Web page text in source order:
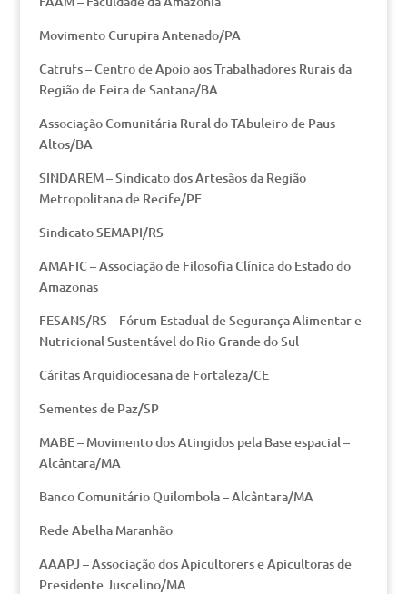
Movimento Curupira Antenado/PA
Catrufs – Centro de Apoio aos Trabalhadores Rurais da
Região de Feira de Santana/BA
Associação Comunitária Rural do TAbuleiro de Paus
Altos/BA
SINDAREM – Sindicato dos Artesãos da Região
Metropolitana de Recife/PE
Sindicato SEMAPI/RS
AMAFIC – Associação de Filosofia Clínica do Estado do
Amazonas
FESANS/RS – Fórum Estadual de Segurança Alimentar e
Nutricional Sustentável do Rio Grande do Sul
Cáritas Arquidiocesana de Fortaleza/CE
Sementes de Paz/SP
MABE – Movimento dos Atingidos pela Base espacial –
Alcântara/MA
Banco Comunitário Quilombola – Alcântara/MA
Rede Abelha Maranhão
AAAPJ – Associação dos Apicultorers e Apicultoras de
Presidente Juscelino/MA